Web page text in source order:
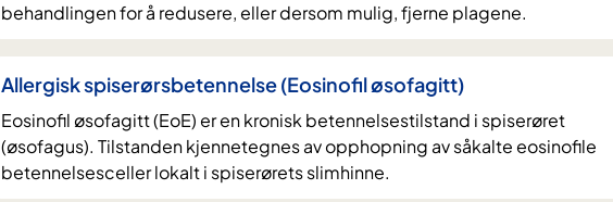
behandlingen for å redusere, eller dersom mulig, fjerne plagene.
Allergisk spiserørsbetennelse (Eosinofil øsofagitt)
Eosinofil øsofagitt (EoE) er en kronisk betennelsestilstand i spiserøret
(øsofagus). Tilstanden kjennetegnes av opphopning av såkalte eosinofile
betennelsesceller lokalt i spiserørets slimhinne.